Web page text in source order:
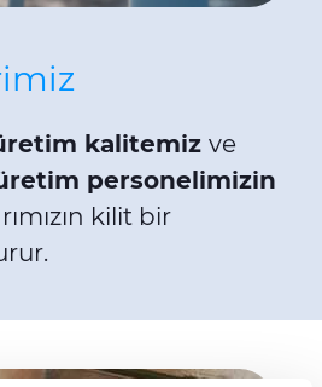
kalitemiz ve
personelimizin
kilit bir